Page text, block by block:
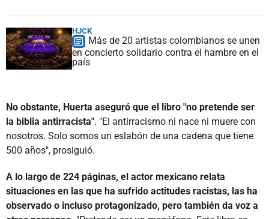
HJCK
Más de 20 artistas colombianos se unen
en concierto solidario contra el hambre en el
país
No obstante, Huerta aseguró que el libro "no pretende ser
la biblia antirracista". "El antirracismo ni nace ni muere con
nosotros. Solo somos un eslabón de una cadena que tiene
500 años", prosiguió.
A lo largo de 224 páginas, el actor mexicano relata
situaciones en las que ha sufrido actitudes racistas, las ha
observado o incluso protagonizado, pero también da voz a